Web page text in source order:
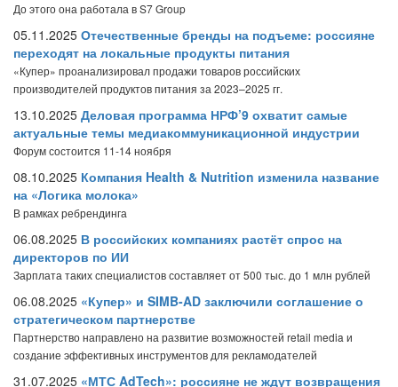
До этого она работала в S7 Group
05.11.2025 Отечественные бренды на подъеме: россияне
переходят на локальные продукты питания
«Купер» проанализировал продажи товаров российских
производителей продуктов питания за 2023–2025 гг.
13.10.2025 Деловая программа НРФ’9 охватит самые
актуальные темы медиакоммуникационной индустрии
Форум состоится 11-14 ноября
08.10.2025 Компания Health & Nutrition изменила название
на «Логика молока»
В рамках ребрендинга
06.08.2025 В российских компаниях растёт спрос на
директоров по ИИ
Зарплата таких специалистов составляет от 500 тыс. до 1 млн рублей
06.08.2025 «Купер» и SIMB-AD заключили соглашение о
стратегическом партнерстве
Партнерство направлено на развитие возможностей retail media и
создание эффективных инструментов для рекламодателей
31.07.2025 «МТС AdTech»: россияне не ждут возвращения